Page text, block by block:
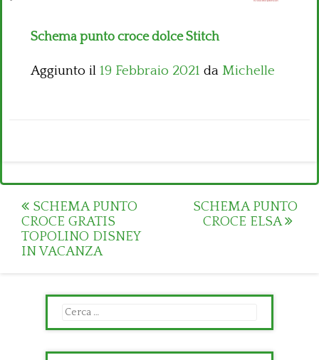
Schema punto croce dolce Stitch
Aggiunto il 19 Febbraio 2021 da Michelle
Post
navigation
SCHEMA PUNTO
CROCE GRATIS
TOPOLINO DISNEY
IN VACANZA
SCHEMA PUNTO
CROCE ELSA
Ricerca
per: